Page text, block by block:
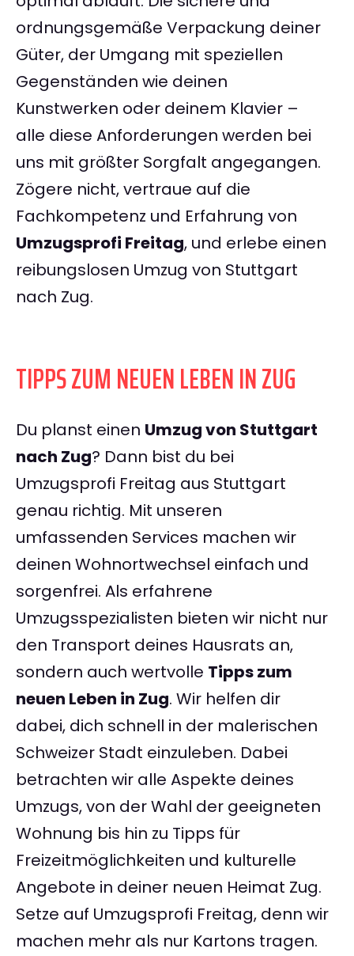
ordnungsgemäße Verpackung deiner
Güter, der Umgang mit speziellen
Gegenständen wie deinen
Kunstwerken oder deinem Klavier –
alle diese Anforderungen werden bei
uns mit größter Sorgfalt angegangen.
Zögere nicht, vertraue auf die
Fachkompetenz und Erfahrung von
Umzugsprofi Freitag, und erlebe einen
reibungslosen Umzug von Stuttgart
nach Zug.
TIPPS ZUM NEUEN LEBEN IN ZUG
Du planst einen Umzug von Stuttgart
nach Zug? Dann bist du bei
Umzugsprofi Freitag aus Stuttgart
genau richtig. Mit unseren
umfassenden Services machen wir
deinen Wohnortwechsel einfach und
sorgenfrei. Als erfahrene
Umzugsspezialisten bieten wir nicht nur
den Transport deines Hausrats an,
sondern auch wertvolle Tipps zum
neuen Leben in Zug. Wir helfen dir
dabei, dich schnell in der malerischen
Schweizer Stadt einzuleben. Dabei
betrachten wir alle Aspekte deines
Umzugs, von der Wahl der geeigneten
Wohnung bis hin zu Tipps für
Freizeitmöglichkeiten und kulturelle
Angebote in deiner neuen Heimat Zug.
Setze auf Umzugsprofi Freitag, denn wir
machen mehr als nur Kartons tragen.